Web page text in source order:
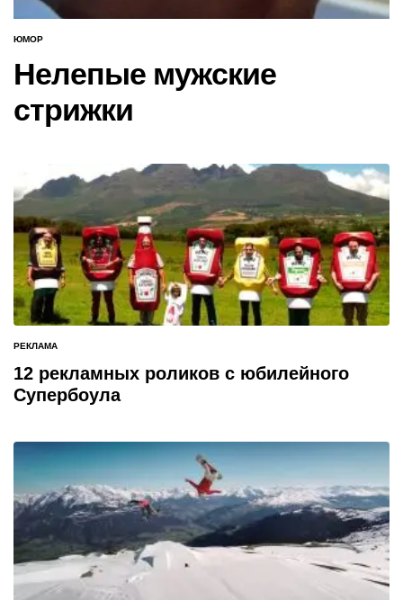
ОПУБЛИКОВАНО
ЮМОР
Нелепые мужские
стрижки
ОПУБЛИКОВАНО
В
РЕКЛАМА
12 рекламных роликов с юбилейного
Супербоула